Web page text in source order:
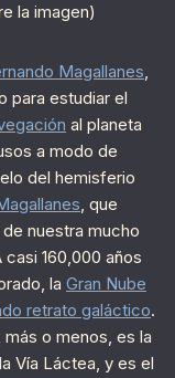
la imagen)
Magallanes,
para estudiar el
al planeta
a modo de
del hemisferio
, que
nuestra mucho
160,000 años
la Gran Nube
retrato galáctico.
o menos, es la
Vía Láctea, y es el